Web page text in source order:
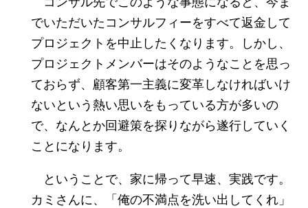
でいただいたコンサルフィーをすべて返金して
プロジェクトを中止したくなります。しかし、
プロジェクトメンバーはそのようなことを思っ
ておらず、顧客第一主義に変革しなければいけ
ないという熱い思いをもっている方が多いの
で、なんとか回避策を探りながら遂行していく
ことになります。
ということで、家に帰って早速、実践です。
カミさんに、「俺の不満点を洗い出してくれ」